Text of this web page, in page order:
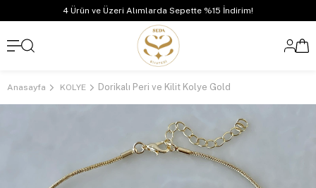
4 Ürün ve Üzeri Alımlarda Sepette %15 İndirim!
Anasayfa KOLYE Dorikalı Peri ve Kilit Kolye Gold